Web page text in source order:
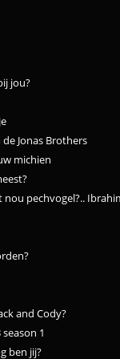
jou?
Jonas Brothers
michien
nou pechvogel?..
and Cody?
season 1
ben jij?